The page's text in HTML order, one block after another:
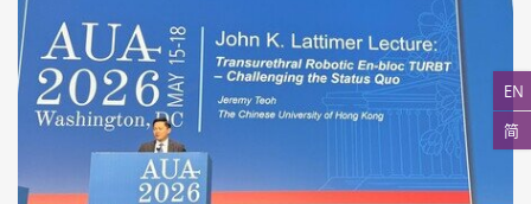
EN
简